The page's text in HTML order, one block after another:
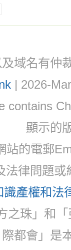
域名有仲
| 2026-
contains
顯示的
站的電郵
法律問題
識產權和法
之珠」和
際都會」是